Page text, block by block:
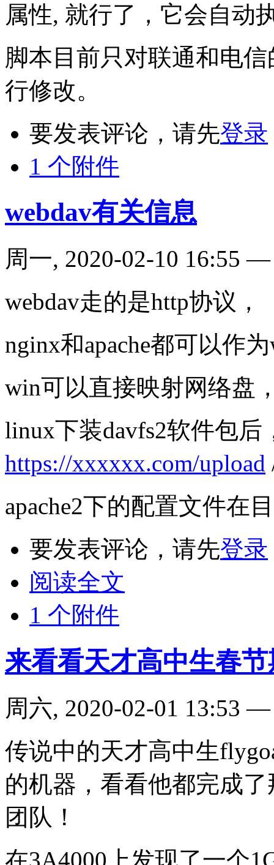
属性, 就行了，它会自动
脚本目前只对联通和电
行修改。
要发表评论，请先登录
1 个附件
webdav有关信息
周一, 2020-02-10 16:55
webdav走的是http协议，
nginx和apache都可以作
win可以直接映射网络盘
linux下装davfs2软件包后
https://xxxxxx.com/upload
apache2下的配置文件在
要发表评论，请先登录
阅读全文
1 个附件
来看看天才高中生春
周六, 2020-02-01 13:53
传说中的天才高中生
的机器，看看他都完成
团队！